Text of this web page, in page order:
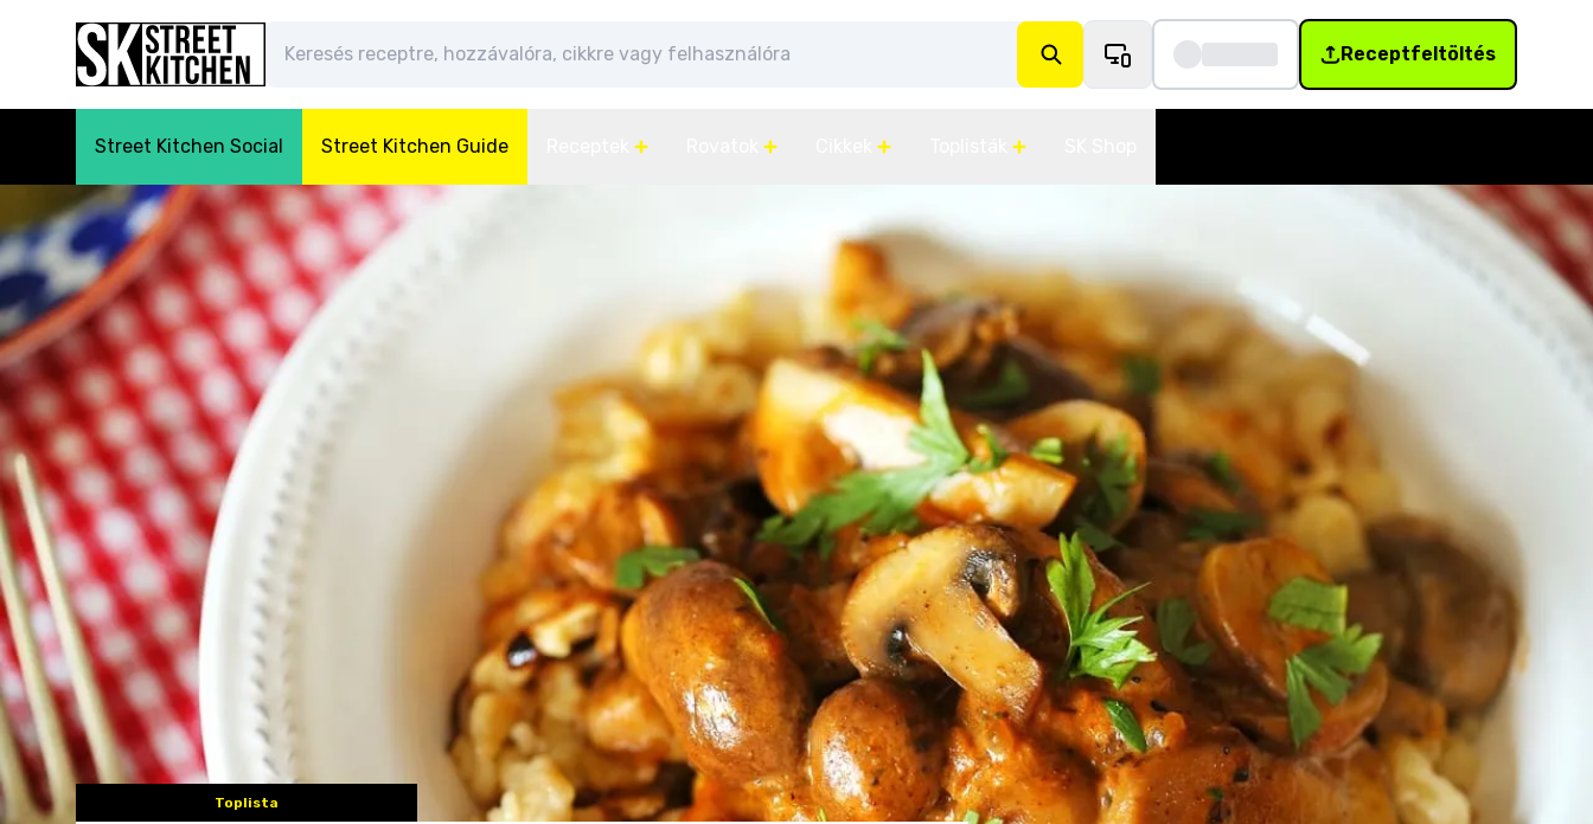
Receptfeltöltés
Street Kitchen Social Street Kitchen Guide
Toplista